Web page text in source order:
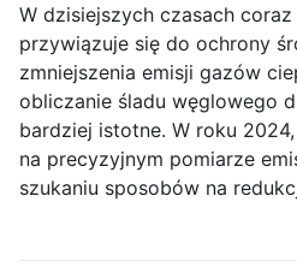
W dzisiejszych czasach
przywiązuje się do ochrony
zmniejszenia emisji gazów
obliczanie śladu węglowego
bardziej istotne. W roku
na precyzyjnym pomiarze
szukaniu sposobów na